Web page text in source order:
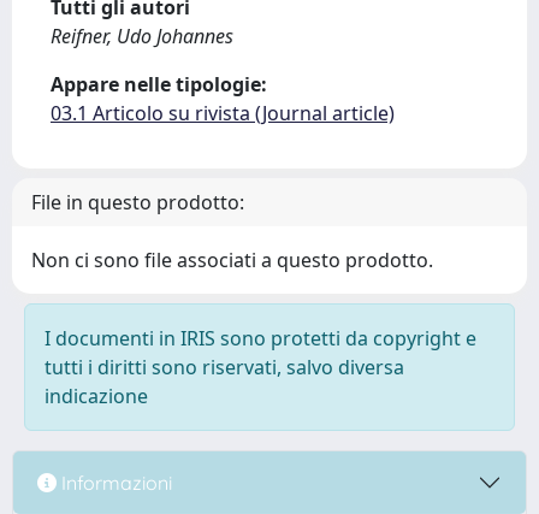
Tutti gli autori
Reifner, Udo Johannes
Appare nelle tipologie:
03.1 Articolo su rivista (Journal article)
File in questo prodotto:
Non ci sono file associati a questo prodotto.
I documenti in IRIS sono protetti da copyright e
tutti i diritti sono riservati, salvo diversa
indicazione
Informazioni